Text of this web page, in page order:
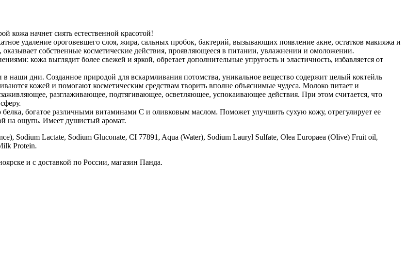
кожа начнет сиять естественной красотой!
удаление ороговевшего слоя, жира, сальных пробок, бактерий, вызывающих появление акне, остатков макияжа и
собственные косметические действия, проявляющееся в питании, увлажнении и омоложении.
кожа выглядит более свежей и яркой, обретает дополнительные упругость и эластичность, избавляется от
наши дни. Созданное природой для вскармливания потомства, уникальное вещество содержит целый коктейль
кожей и помогают косметическим средствам творить вполне объяснимые чудеса. Молоко питает и
разглаживающее, подтягивающее, осветляющее, успокаивающее действия. При этом считается, что
богатое различными витаминами С и оливковым маслом. Поможет улучшить сухую кожу, отрегулирует ее
на ощупь. Имеет душистый аромат.
Sodium Lactate, Sodium Gluconate, CI 77891, Aqua (Water), Sodium Lauryl Sulfate, Olea Europaea (Olive) Fruit oil,
Protein.
и с доставкой по России, магазин Панда.